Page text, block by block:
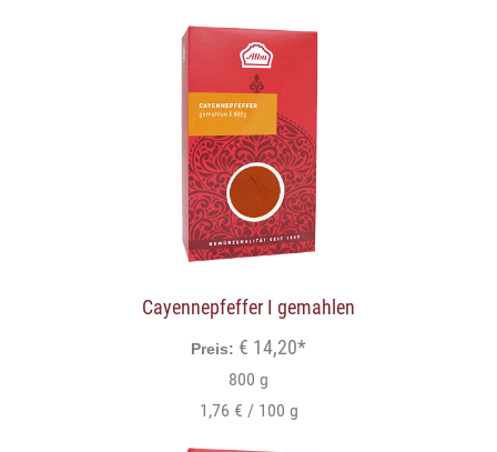
Cayennepfeffer I gemahlen
Preis: € 14,20*
800 g
1,76 € / 100 g